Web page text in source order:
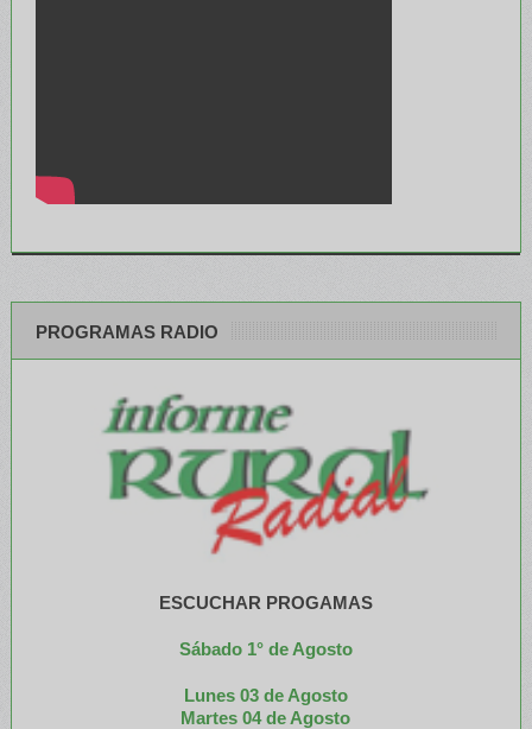
PROGRAMAS RADIO
ESCUCHAR PROGAMAS
Sábado 1° de Agosto
Lunes 03 de Agosto
Martes 04 de Agosto